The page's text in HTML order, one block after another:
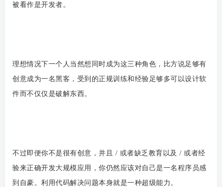
被看作是开发者。
理想情况下一个人当然想同时成为这三种角色，比方说足够有
创意成为一名黑客，受到的正规训练和经验足够多可以设计软
件而不仅仅是破解东西。
不过即便你不是很有创意，并且 / 或者缺乏教育以及 / 或者经
验来正确开发大规模应用，你仍然应该对自己是一名程序员感
到自豪。利用代码解决问题本身就是一种超级能力。